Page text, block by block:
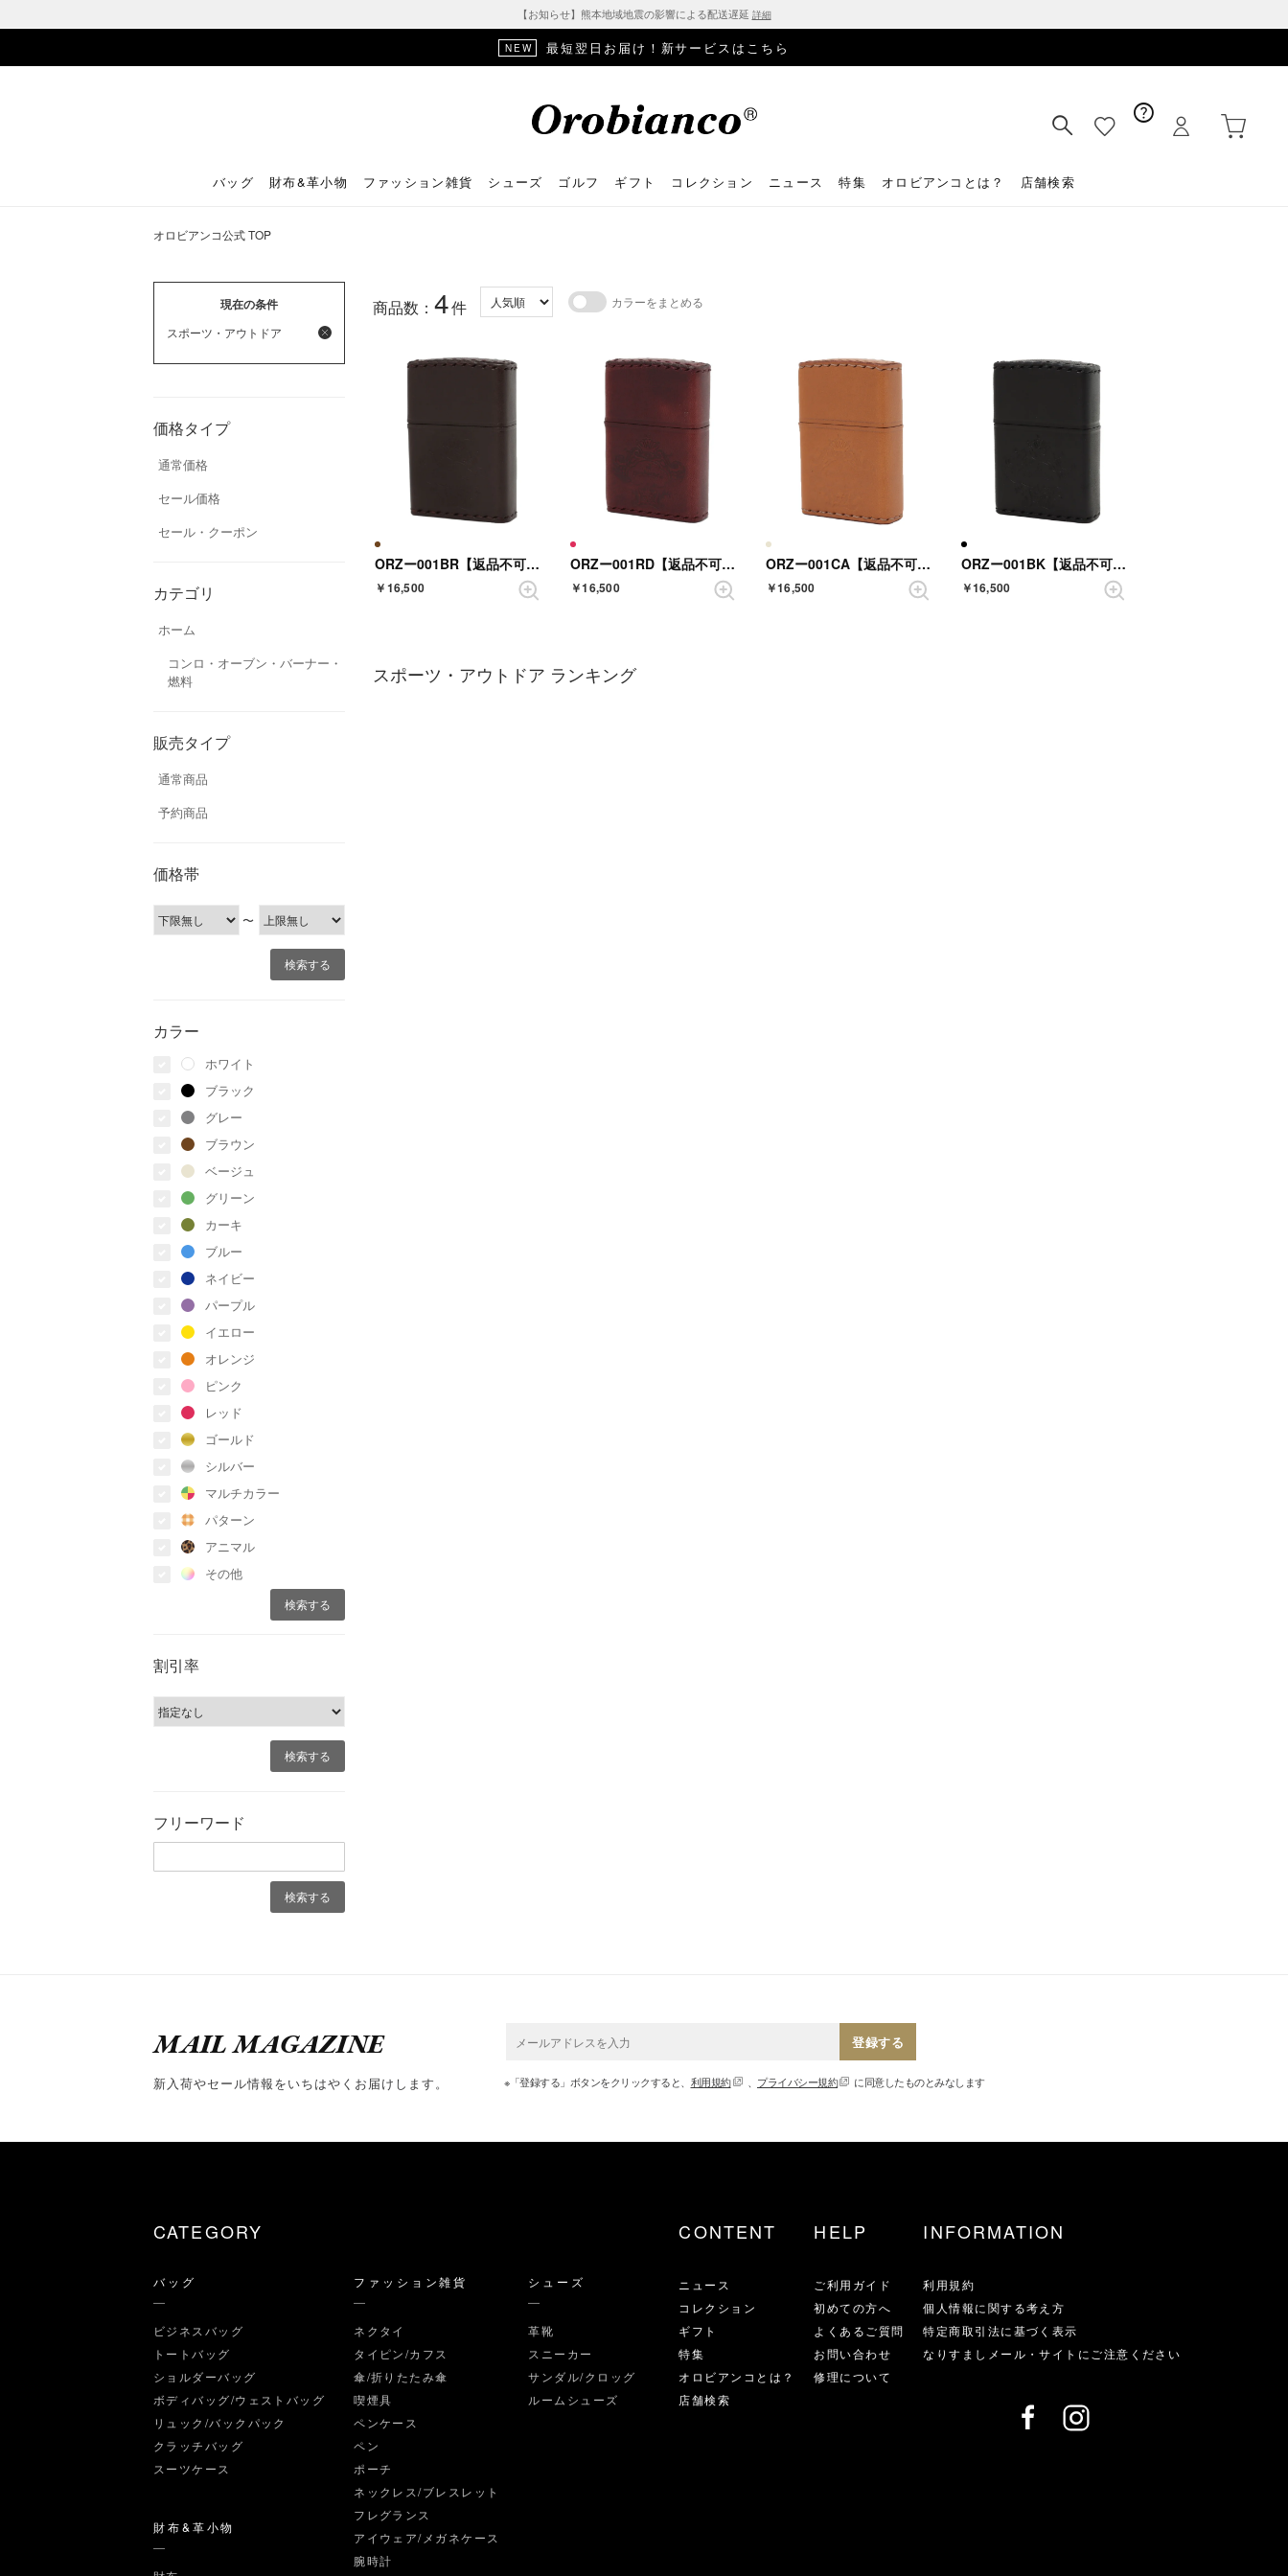
【お知らせ】熊本地域地震の影響による配送遅延 詳細
NEW 最短翌日お届け！新サービスはこちら
バッグ 財布&革小物 ファッション雑貨 シューズ ゴルフ ギフト コレクション ニュース 特集 オロビアンコとは？ 店舗検索
オロビアンコ公式 TOP
現在の条件
スポーツ・アウトドア
価格タイプ
通常価格
セール価格
セール・クーポン
カテゴリ
ホーム
コンロ・オーブン・バーナー・
燃料
販売タイプ
通常商品
予約商品
価格帯
〜
カラー
ホワイト
ブラック
グレー
ブラウン
ベージュ
グリーン
カーキ
ブルー
ネイビー
パープル
イエロー
オレンジ
ピンク
レッド
ゴールド
シルバー
マルチカラー
パターン
アニマル
その他
割引率
フリーワード
商品数： 4件 カラーをまとめる
ORZー001BR【返品不可商品】 （BROWN）
￥16,500
ORZー001RD【返品不可商品】 （RED）
￥16,500
ORZー001CA【返品不可商品】 （CAMEL）
￥16,500
ORZー001BK【返品不可商品】 （BLACK）
￥16,500
スポーツ・アウトドア ランキング
MAIL MAGAZINE
新入荷やセール情報をいちはやくお届けします。
登録する
※「登録する」ボタンをクリックすると、 利用規約 プライバシー規約 に同意したものとみなします
CATEGORY
バッグ
ビジネスバッグ
トートバッグ
ショルダーバッグ
ボディバッグ/ウェストバッグ
リュック/バックパック
クラッチバッグ
スーツケース
財布&革小物
ファッション雑貨
ネクタイ
タイピン/カフス
傘/折りたたみ傘
喫煙具
ペンケース
ペン
ポーチ
ネックレス/ブレスレット
フレグランス
アイウェア/メガネケース
腕時計
シューズ
革靴
スニーカー
サンダル/クロッグ
ルームシューズ
CONTENT
ニュース
コレクション
ギフト
特集
オロビアンコとは？
店舗検索
HELP
ご利用ガイド
初めての方へ
よくあるご質問
お問い合わせ
修理について
INFORMATION
利用規約
個人情報に関する考え方
特定商取引法に基づく表示
なりすましメール・サイトにご注意ください